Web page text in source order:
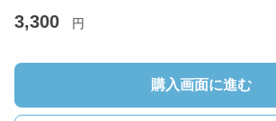
3,300 円
購入画面に進む